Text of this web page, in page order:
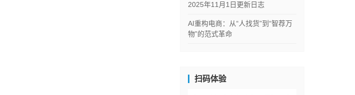
2025年11月1日更新日志
AI重构电商：从“人找货”到“智荐万
物”的范式革命
扫码体验